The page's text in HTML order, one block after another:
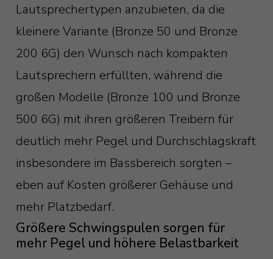
Lautsprechertypen anzubieten, da die
kleinere Variante (Bronze 50 und Bronze
200 6G) den Wunsch nach kompakten
Lautsprechern erfüllten, während die
großen Modelle (Bronze 100 und Bronze
500 6G) mit ihren größeren Treibern für
deutlich mehr Pegel und Durchschlagskraft
insbesondere im Bassbereich sorgten –
eben auf Kosten größerer Gehäuse und
mehr Platzbedarf.
Größere Schwingspulen sorgen für
mehr Pegel und höhere Belastbarkeit